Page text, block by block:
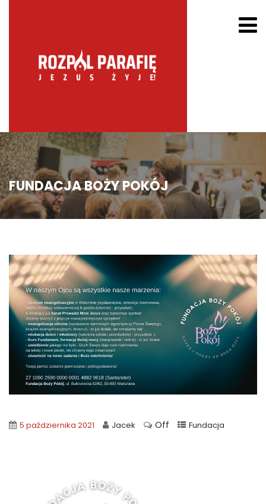
FUNDACJA BOŻY POKÓJ
5 października 2021 Jacek Off Fundacja